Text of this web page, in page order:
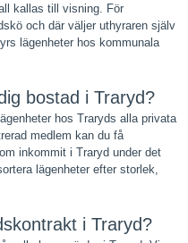
kallas till visning. För
och där väljer uthyraren själv
lägenheter hos kommunala
bostad i Traryd?
hos Traryds alla privata
medlem kan du få
inkommit i Traryd under det
lägenheter efter storlek,
i Traryd?